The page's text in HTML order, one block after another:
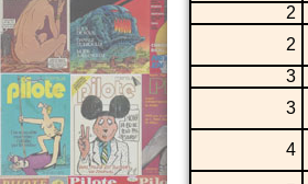
2
2
3
3
4